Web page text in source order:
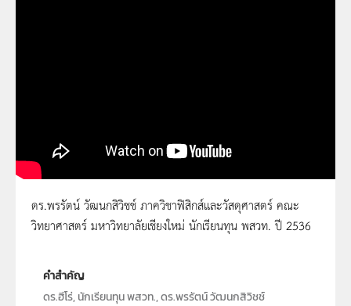
ดร.พรรัตน์ วัฒนกสิวิชช์
ดร.พรรัตน์ วัฒนกสิวิชช์ ภาควิชาฟิสิกส์และวัสดุศาสตร์ คณะ
วิทยาศาสตร์ มหาวิทยาลัยเชียงใหม่ นักเรียนทุน พสวท. ปี 2536
คำสำคัญ
ดร.ฮีโร่, นักเรียนทุน พสวท., ดร.พรรัตน์ วัฒนกสิวิชช์